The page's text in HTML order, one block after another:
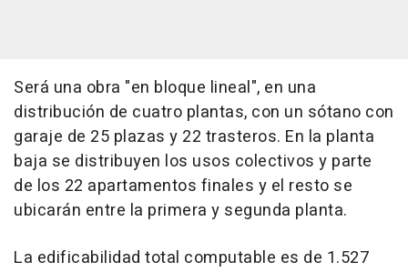
Será una obra "en bloque lineal", en una
distribución de cuatro plantas, con un sótano con
garaje de 25 plazas y 22 trasteros. En la planta
baja se distribuyen los usos colectivos y parte
de los 22 apartamentos finales y el resto se
ubicarán entre la primera y segunda planta.
La edificabilidad total computable es de 1.527